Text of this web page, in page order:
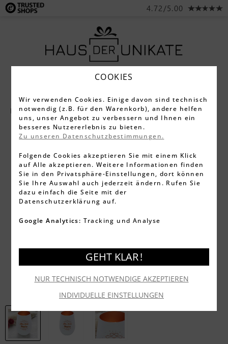
4.72/5.00
Neu
COOKIES
Wir verwenden Cookies. Einige davon sind technisch
notwendig (z.B. für den Warenkorb), andere helfen
uns, unser Angebot zu verbessern und Ihnen ein
besseres Nutzererlebnis zu bieten.
Zu unseren Datenschutzbestimmungen.
Folgende Cookies akzeptieren Sie mit einem Klick
auf Alle akzeptieren. Weitere Informationen finden
Sie in den Privatsphäre-Einstellungen, dort können
Sie Ihre Auswahl auch jederzeit ändern. Rufen Sie
dazu einfach die Seite mit der
Datenschutzerklärung auf.
Google Analytics: Tracking und Analyse
INDIVIDUELLE EINSTELLUNGEN
NUR TECHNISCH NOTWENDIGE AKZEPTIEREN
GEHT KLAR !